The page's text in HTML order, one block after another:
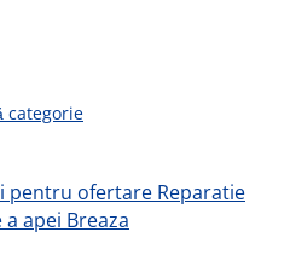
categorie
pentru ofertare Reparatie
apei Breaza